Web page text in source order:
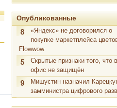
Опубликованные
8
«Яндекс» не договорился о
покупке маркетплейса
Flowwow
5
Скрытые признаки того, что
офис не защищён
9
Мишустин назначил
замминистра цифрового